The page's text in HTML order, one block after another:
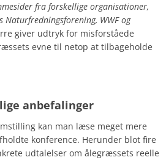
fra forskellige organisationer,
Naturfredningsforening, WWF og
giver udtryk for misforståede
evne til netop at tilbageholde
anbefalinger
kan man læse meget mere
konference. Herunder blot fire
udtalelser om ålegræssets reelle